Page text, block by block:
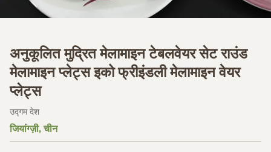
अनुकूलित मुद्रित मेलामाइन टेबलवेयर सेट राउंड
मेलामाइन प्लेट्स इको फ्रीइंडली मेलामाइन वेयर
प्लेट्स
उद्गम देश
जियांग्ज़ी, चीन